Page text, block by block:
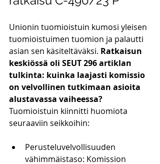
Unionin tuomioistuin kumosi yleisen
tuomioistuimen tuomion ja palautti
asian sen käsiteltäväksi. Ratkaisun
keskiössä oli SEUT 296 artiklan
tulkinta: kuinka laajasti komissio
on velvollinen tutkimaan asioita
alustavassa vaiheessa?
Tuomioistuin kiinnitti huomiota
seuraaviin seikkoihin:
Perusteluvelvollisuuden
vähimmäistaso: Komission